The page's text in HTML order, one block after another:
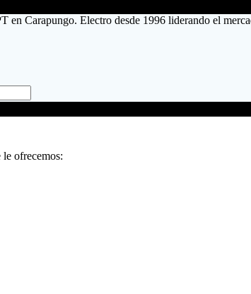
en Carapungo. Electro desde 1996 liderando el
le ofrecemos: